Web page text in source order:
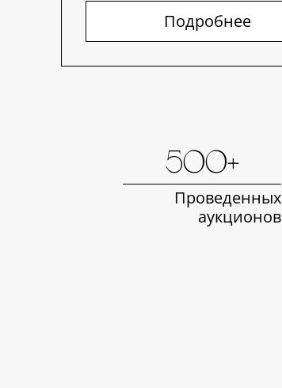
Подробнее
500+
Проведенных
аукционов